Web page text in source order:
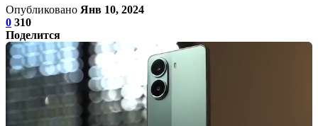
Опубликовано Янв 10, 2024
0 310
Поделится